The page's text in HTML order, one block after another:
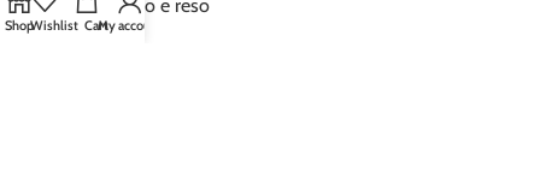
Politica di rimborso e reso
Contatti
ShopWishlist CartMy account